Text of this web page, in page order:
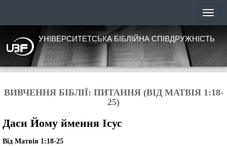
УНІВЕРСИТЕТСЬКА БІБЛІЙНА СПІВДРУЖНІСТЬ
ВИВЧЕННЯ БІБЛІЇ: ПИТАННЯ (ВІД МАТВІЯ 1:18-
25)
Даси Йому ймення Ісус
Від Матвія 1:18-25